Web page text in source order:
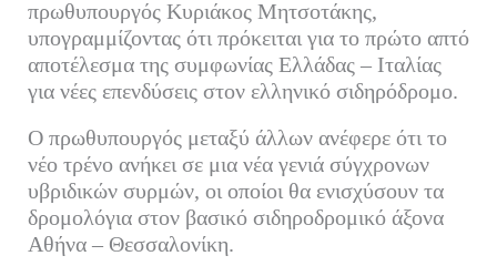
πρωθυπουργός Κυριάκος Μητσοτάκης,
υπογραμμίζοντας ότι πρόκειται για το πρώτο απτό
αποτέλεσμα της συμφωνίας Ελλάδας – Ιταλίας
για νέες επενδύσεις στον ελληνικό σιδηρόδρομο.
Ο πρωθυπουργός μεταξύ άλλων ανέφερε ότι το
νέο τρένο ανήκει σε μια νέα γενιά σύγχρονων
υβριδικών συρμών, οι οποίοι θα ενισχύσουν τα
δρομολόγια στον βασικό σιδηροδρομικό άξονα
Αθήνα – Θεσσαλονίκη.